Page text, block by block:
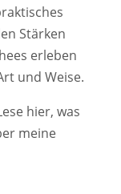
Stärken
erleben
und Weise.
hier, was
meine